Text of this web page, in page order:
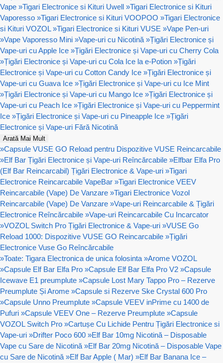
Vape »Tigari Electronice si Kituri Uwell »Tigari Electronice si Kituri
Vaporesso »Tigari Electronice si Kituri VOOPOO »Tigari Electronice
si Kituri VOZOL »Tigari Electronice si Kituri VUSE »Vape Pen-uri
»Vape Vaporesso Mini »Vape-uri cu Nicotină »Țigări Electronice și
Vape-uri cu Apple Ice »Țigări Electronice și Vape-uri cu Cherry Cola
»Țigări Electronice și Vape-uri cu Cola Ice la e-Potion »Țigări
Electronice și Vape-uri cu Cotton Candy Ice »Țigări Electronice și
Vape-uri cu Guava Ice »Țigări Electronice și Vape-uri cu Ice Mint
»Țigări Electronice și Vape-uri cu Mango Ice »Țigări Electronice și
Vape-uri cu Peach Ice »Țigări Electronice și Vape-uri cu Peppermint
Ice »Țigări Electronice și Vape-uri cu Pineapple Ice »Țigări
Electronice și Vape-uri Fără Nicotină
Arată Mai Mult
»Capsule VUSE GO Reload pentru Dispozitive VUSE Reincarcabile
»Elf Bar Țigări Electronice și Vape-uri Reîncărcabile »Elfbar Elfa Pro
(Elf Bar Reincarcabil) Țigări Electronice & Vape-uri »Tigari
Electronice Reincarcabile VapeBar »Tigari Electronice VEEV
Reincarcabile (Vape) De Vanzare »Tigari Electronice Vozol
Reincarcabile (Vape) De Vanzare »Vape-uri Reincarcabile & Țigări
Electronice Reîncărcabile »Vape-uri Reincarcabile Cu Incarcator
»VOZOL Switch Pro Țigări Electronice & Vape-uri »VUSE Go
Reload 1000: Dispozitive VUSE GO Reincarcabile »Țigări
Electronice Vuse Go Reîncărcabile
»Toate: Tigara Electronica de unica folosinta »Arome VOZOL
»Capsule Elf Bar Elfa Pro »Capsule Elf Bar Elfa Pro V2 »Capsule
Icewave E1 preumplute »Capsule Lost Mary Tappo Pro – Rezerve
Preumplute Și Arome »Capsule si Rezerve Ske Crystal 600 Pro
»Capsule Unno Preumplute »Capsule VEEV inPrime cu 1400 de
Pufuri »Capsule VEEV One – Rezerve Preumplute »Capsule
VOZOL Switch Pro »Cartușe Cu Lichide Pentru Țigări Electronice si
Vape-uri »Drifter Poco 600 »Elf Bar 10mg Nicotină – Disposable
Vape cu Sare de Nicotină »Elf Bar 20mg Nicotină – Disposable Vape
cu Sare de Nicotină »Elf Bar Apple ( Mar) »Elf Bar Banana Ice –